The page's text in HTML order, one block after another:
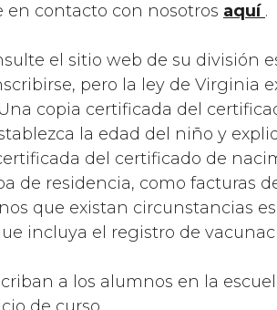
en contacto con nosotros aquí .
el sitio web de su división
pero la ley de Virginia
copia certificada del
la edad del niño y
del certificado de
de residencia, como facturas
que existan circunstancias
incluya el registro de
a los alumnos en la